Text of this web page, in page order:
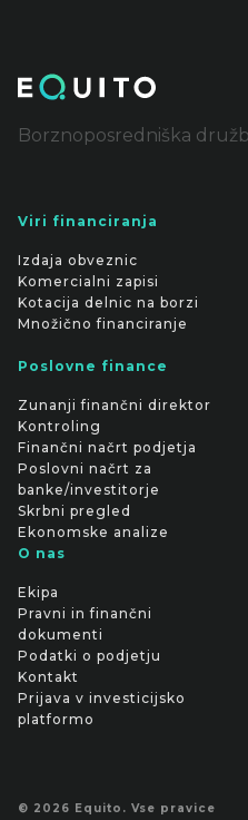
Borznoposredniška
Viri financiranja
Izdaja obveznic
Komercialni zapisi
Kotacija delnic na borzi
Množično financiranje
Poslovne finance
Zunanji finančni direktor
Kontroling
Finančni načrt podjetja
Poslovni načrt za
banke/investitorje
Skrbni pregled
Ekonomske analize
O nas
Ekipa
Pravni in finančni
dokumenti
Podatki o podjetju
Kontakt
Prijava v investicijsko
platformo
© 2026 Equito. Vse pravice